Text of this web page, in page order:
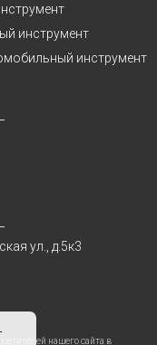
ул., д.5к3
нашего сайта в
инструмент
инструмент